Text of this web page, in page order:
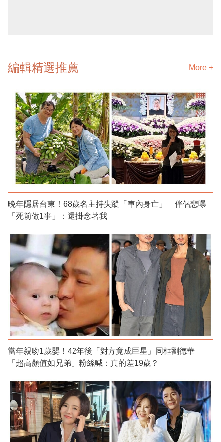
編輯精選推薦 More +
晚年隱居台東！68歲名主持失蹤「車內身亡」 伴侶悲曝
「死前做1事」：還掛念著我
當年親吻1歲嬰！42年後「對方竟成巨星」同框劉德華
「超高顏值如兄弟」粉絲喊：真的差19歲？